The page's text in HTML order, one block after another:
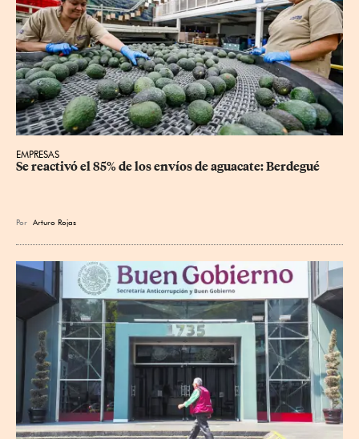
EMPRESAS
Se reactivó el 85% de los envíos de aguacate: Berdegué
Por Arturo Rojas